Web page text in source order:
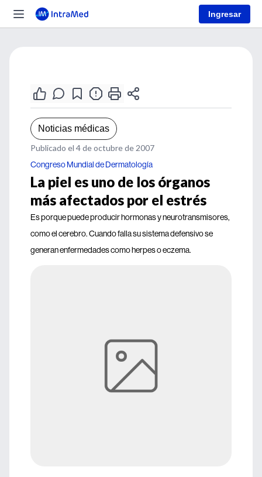
Ingresar
Noticias médicas
Publicado el 4 de octubre de 2007
Congreso Mundial de Dermatología
La piel es uno de los órganos
más afectados por el estrés
Es porque puede producir hormonas y neurotransmisores,
como el cerebro. Cuando falla su sistema defensivo se
generan enfermedades como herpes o eczema.